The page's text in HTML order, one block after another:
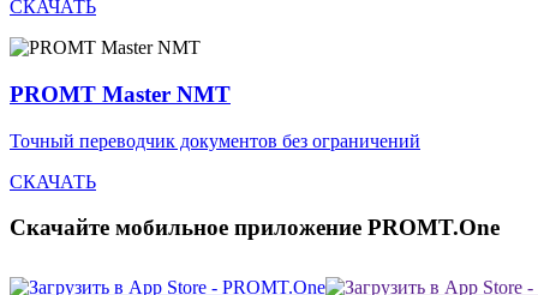
СКАЧАТЬ
PROMT Master NMT
Точный переводчик документов без ограничений
СКАЧАТЬ
Скачайте мобильное приложение PROMT.One